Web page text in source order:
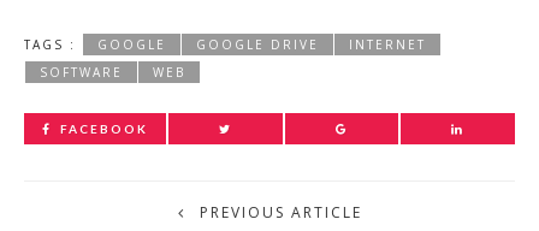
TAGS : GOOGLE GOOGLE DRIVE
INTERNET
SOFTWARE
WEB
FACEBOOK
PREVIOUS ARTICLE